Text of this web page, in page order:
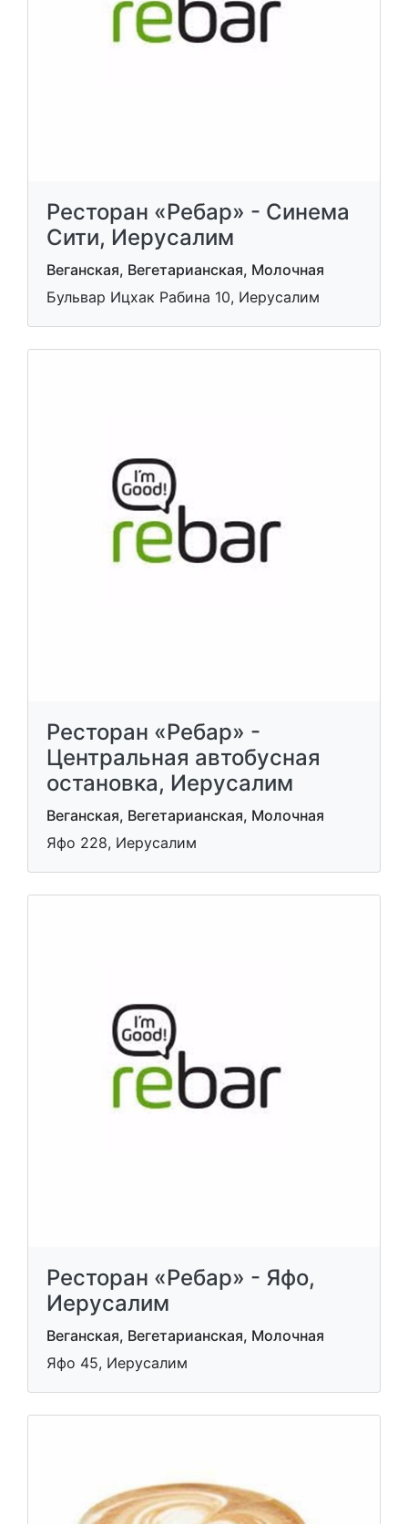
Ресторан «Ребар» - Синема
Сити, Иерусалим
Веганская, Вегетарианская, Молочная
Бульвар Ицхак Рабина 10, Иерусалим
Ресторан «Ребар» -
Центральная автобусная
остановка, Иерусалим
Веганская, Вегетарианская, Молочная
Яфо 228, Иерусалим
Ресторан «Ребар» - Яфо,
Иерусалим
Веганская, Вегетарианская, Молочная
Яфо 45, Иерусалим